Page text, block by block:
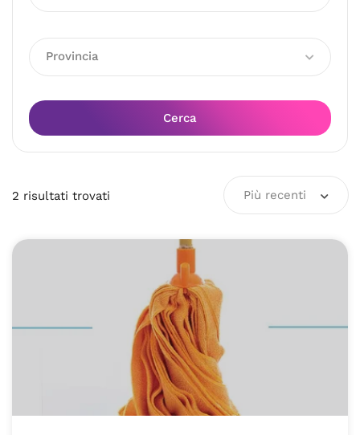
Provincia
Cerca
2 risultati trovati Più recenti